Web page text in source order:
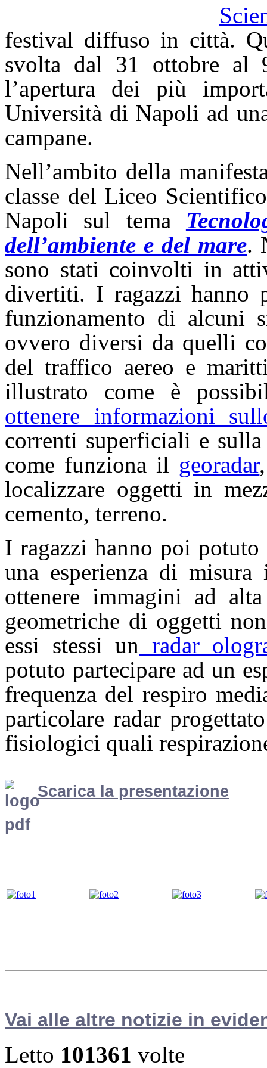
festival diffuso in città.
svolta dal 31 ottobre al
l’apertura dei più
Università di Napoli ad
campane.
Nell’ambito della
classe del Liceo
Napoli sul tema
dell’ambiente e del mare.
sono stati coinvolti in
divertiti. I ragazzi hanno
funzionamento di alcuni
ovvero diversi da quelli
del traffico aereo e
illustrato come è
ottenere informazioni
correnti superficiali e
come funziona il georadar
localizzare oggetti in
cemento, terreno.
I ragazzi hanno poi potuto
una esperienza di
ottenere immagini ad
geometriche di oggetti
essi stessi un radar
potuto partecipare ad un
frequenza del respiro
particolare radar
fisiologici quali
Scarica la presentazione
Vai alle altre notizie in
Letto 101361 volte